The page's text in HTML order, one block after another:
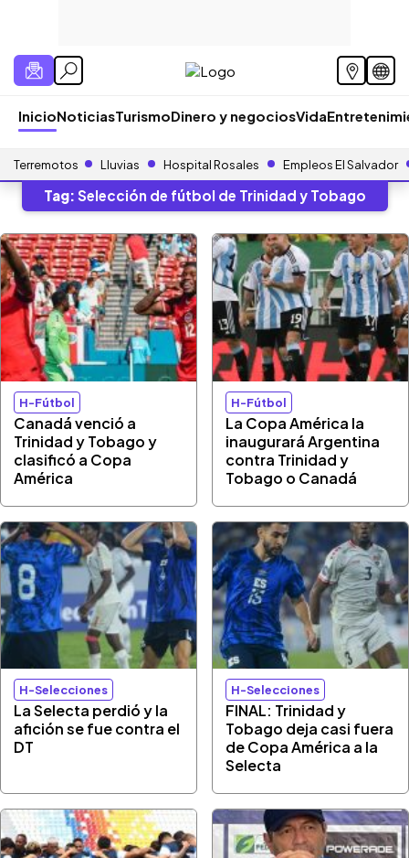
InicioNoticiasTurismoDinero y negociosVida
Terremotos Lluvias Hospital Rosales Empleos El Salvador
Tag: Selección de fútbol de Trinidad y Tobago
H-Fútbol
Canadá venció a
Trinidad y Tobago y
clasificó a Copa
América
H-Fútbol
La Copa América la
inaugurará Argentina
contra Trinidad y
Tobago o Canadá
H-Selecciones
La Selecta perdió y la
afición se fue contra el
DT
H-Selecciones
FINAL: Trinidad y
Tobago deja casi fuera
de Copa América a la
Selecta